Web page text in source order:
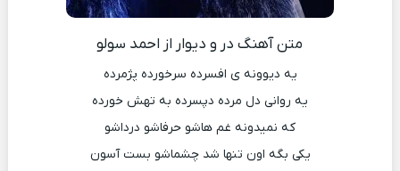
متن آهنگ در و دیوار از احمد سولو
یه دیوونه ی افسرده سرخورده پژمرده
یه روانی دل مرده دپسرده به تهش خورده
که نمیدونه غم هاشو حرفاشو درداشو
یکی بگه اون تنها شد چشماشو بست آسون